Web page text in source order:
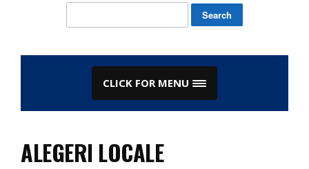
CLICK FOR MENU
ALEGERI LOCALE